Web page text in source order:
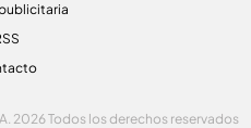
2026 Todos los derechos reservados